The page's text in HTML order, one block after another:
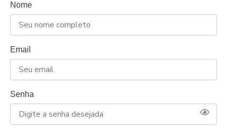
Nome
Email
Senha